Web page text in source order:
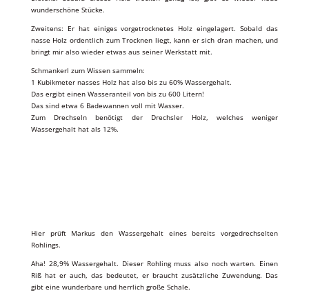
wunderschöne Stücke.
Zweitens: Er hat einiges vorgetrocknetes Holz eingelagert. Sobald das
nasse Holz ordentlich zum Trocknen liegt, kann er sich dran machen, und
bringt mir also wieder etwas aus seiner Werkstatt mit.
Schmankerl zum Wissen sammeln:
1 Kubikmeter nasses Holz hat also bis zu 60% Wassergehalt.
Das ergibt einen Wasseranteil von bis zu 600 Litern!
Das sind etwa 6 Badewannen voll mit Wasser.
Zum Drechseln benötigt der Drechsler Holz, welches weniger
Wassergehalt hat als 12%.
Hier prüft Markus den Wassergehalt eines bereits vorgedrechselten
Rohlings.
Aha! 28,9% Wassergehalt. Dieser Rohling muss also noch warten. Einen
Riß hat er auch, das bedeutet, er braucht zusätzliche Zuwendung. Das
gibt eine wunderbare und herrlich große Schale.